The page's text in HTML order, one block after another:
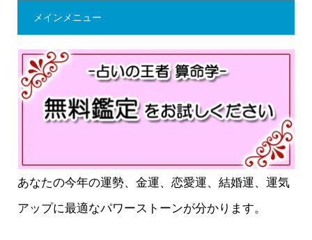
メインメニュー
あなたの今年の運勢、金運、恋愛運、結婚運、運気
アップに最適なパワーストーンが分かります。